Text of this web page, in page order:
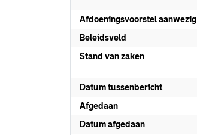
Afdoeningsvoorstel aanwezig
Beleidsveld
Stand van zaken
Datum tussenbericht
Afgedaan
Datum afgedaan